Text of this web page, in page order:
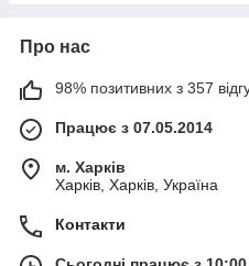
Про нас
98% позитивних з 357
Працює з 07.05.2014
м. Харків
Харків, Харків, Україна
Контакти